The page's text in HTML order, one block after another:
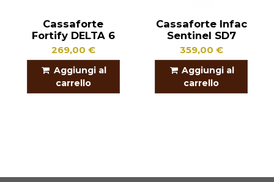
Cassaforte
Fortify DELTA 6
269,00 €
Aggiungi al
carrello
Cassaforte Infac
Sentinel SD7
359,00 €
Aggiungi al
carrello